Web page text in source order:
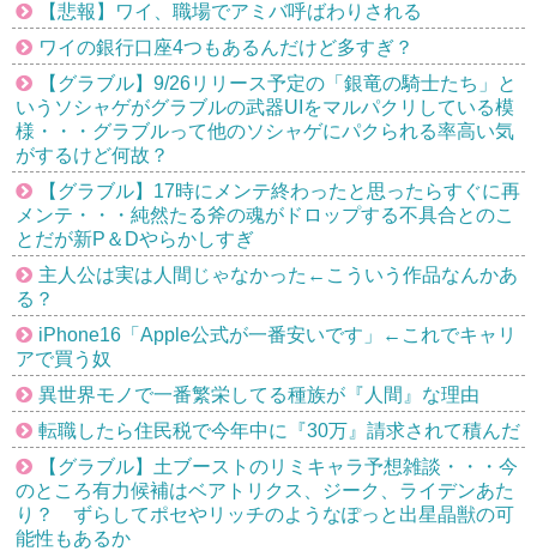
【悲報】ワイ、職場でアミバ呼ばわりされる
ワイの銀行口座4つもあるんだけど多すぎ？
【グラブル】9/26リリース予定の「銀竜の騎士たち」と
いうソシャゲがグラブルの武器UIをマルパクリしている模
様・・・グラブルって他のソシャゲにパクられる率高い気
がするけど何故？
【グラブル】17時にメンテ終わったと思ったらすぐに再
メンテ・・・純然たる斧の魂がドロップする不具合とのこ
とだが新P＆Dやらかしすぎ
主人公は実は人間じゃなかった←こういう作品なんかあ
る？
iPhone16「Apple公式が一番安いです」←これでキャリ
アで買う奴
異世界モノで一番繁栄してる種族が『人間』な理由
転職したら住民税で今年中に『30万』請求されて積んだ
【グラブル】土ブーストのリミキャラ予想雑談・・・今
のところ有力候補はベアトリクス、ジーク、ライデンあた
り？ ずらしてポセやリッチのようなぽっと出星晶獣の可
能性もあるか